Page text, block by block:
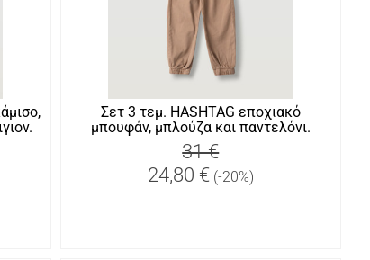
Σετ 3 τεμ. HASHTAG εποχιακό
μπουφάν, μπλούζα και παντελόνι.
31 €
24,80 € (-20%)